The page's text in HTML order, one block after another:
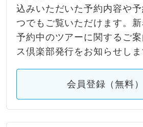
込みいただいた予約内容や
つでもご覧いただけます。新
予約中のツアーに関するご
ス倶楽部発行をお知らせしま
会員登録（無料）